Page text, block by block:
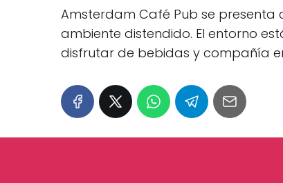
Amsterdam Café Pub se
ambiente distendido. El entorno
disfrutar de bebidas y compañía